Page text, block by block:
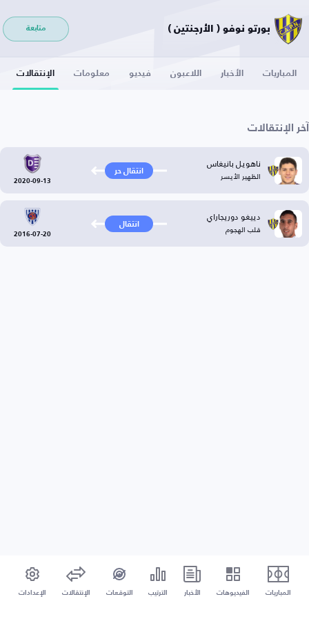
بورتو نوفو ( الأرجنتين ) متابعة
المباريات الأخبار اللاعبون فيديو معلومات الإنتقالات
آخر الإنتقالات
ناهويل بانيغاس
الظهير الأيسر انتقال حر
2020-09-13
دييغو دوريجاراي
قلب الهجوم انتقال
2016-07-20
المباريات الفيديوهات الأخبار الترتيب التوقعات الإنتقالات الإعدادات